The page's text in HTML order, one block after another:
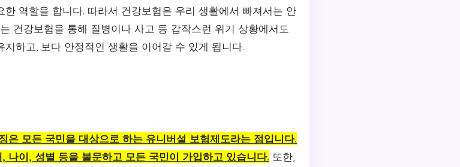
역할을 합니다. 따라서 건강보험은 우리 생활에서 빠져서는 안
건강보험을 통해 질병이나 사고 등 갑작스런 위기 상황에서도
하고, 보다 안정적인 생활을 이어갈 수 있게 됩니다.
은 모든 국민을 대상으로 하는 유니버설 보험제도라는 점입니다.
나이, 성별 등을 불문하고 모든 국민이 가입하고 있습니다. 또한,